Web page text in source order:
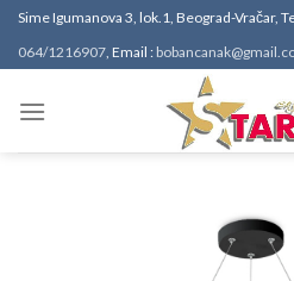
Sime Igumanova 3, lok.1, Beograd-Vračar,
064/1216907, Email :